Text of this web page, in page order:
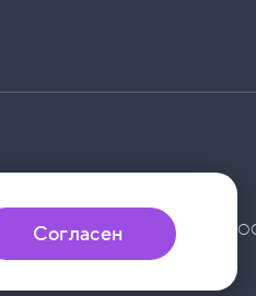
©
Согласен